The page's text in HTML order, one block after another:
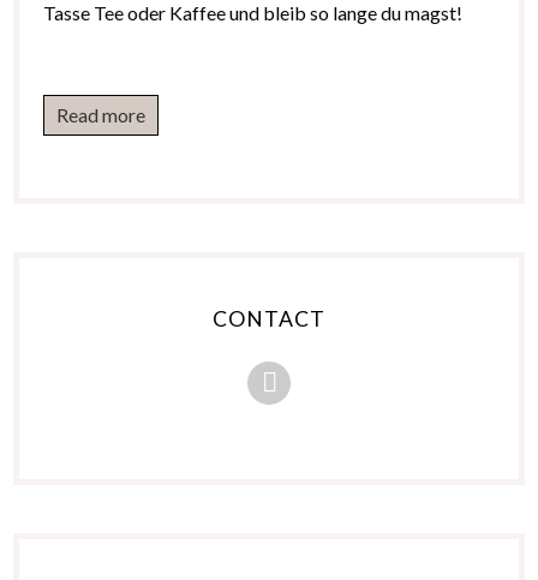
Tasse Tee oder Kaffee und bleib so lange du magst!
Read more
CONTACT